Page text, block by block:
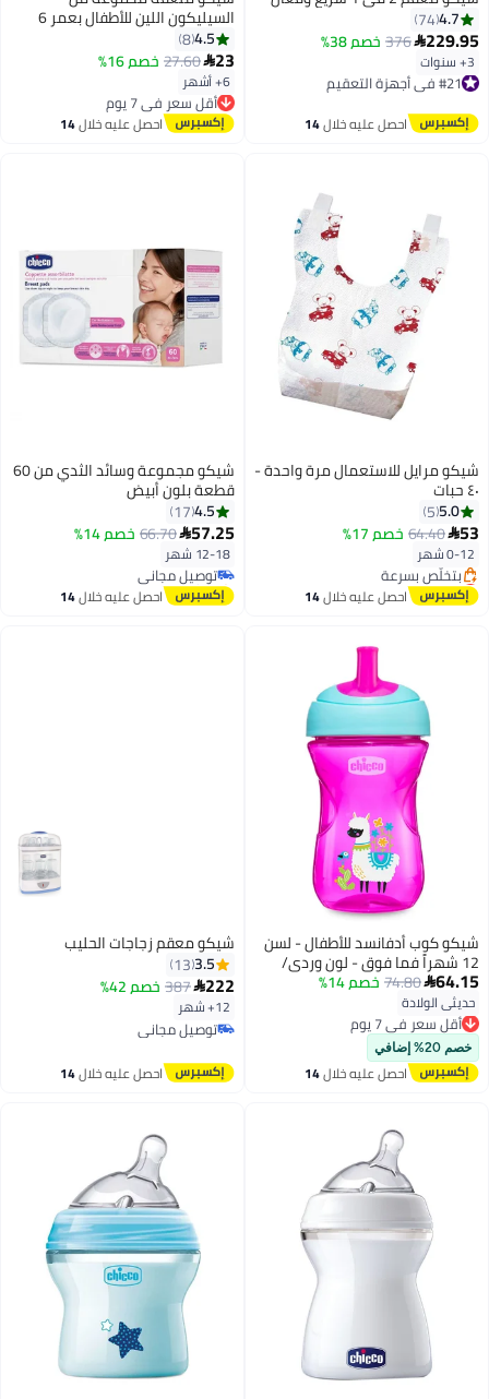
4.7
74
229.95
376 خصم 38%
3+ سنوات #21 في أجهزة التعقيم
توصيل مجاني
احصل عليه خلال14
السيليكون اللين للأطفال بعمر 6
أشهر فما فوق - لون أخضر
4.5
8
23
27.60خصم 16%
6+ أشهر أقل سعر في 7 يوم
توصيل مجاني
أقل سعر في 7 يوماحصل عليه خلال14
شيكو مرايل للاستعمال مرة واحدة -
٤٠ حبات
5.0
5
53
64.40خصم 17%
0-12 شهر
أقل سعر في 30 يوم
توصيل مجاني
بتخلّص بسرعة
احصل عليه خلال14
شيكو مجموعة وسائد الثدي من 60
قطعة بلون أبيض
4.5
17
57.25
66.70خصم 14%
12-18 شهر
توصيل مجاني
بتخلّص بسرعة
توصيل مجانياحصل عليه خلال14
شيكو كوب أدفانسد للأطفال - لسن
12 شهراً فما فوق - لون وردي/
بنفسجي
64.15
74.80خصم 14%
حديثي الولادة
أقل سعر في 7 يوم
توصيل مجاني
أقل سعر في 7 يوم
خصم 20% إضافي
احصل عليه خلال14
شيكو معقم زجاجات الحليب
3.5
13
222
387 خصم 42%
12+ شهر
توصيل مجاني
توصيل مجاني
احصل عليه خلال14